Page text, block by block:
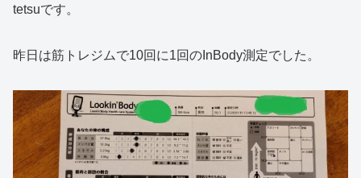
tetsuです。
昨日は筋トレジムで10回に1回のInBody測定でした。